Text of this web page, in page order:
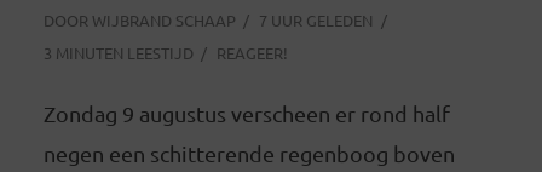
DOOR WIJBRAND SCHAAP
7 UUR GELEDEN
3 MINUTEN LEESTIJD
REAGEER!
Zondag 9 augustus verscheen er rond half
negen een schitterende regenboog boven